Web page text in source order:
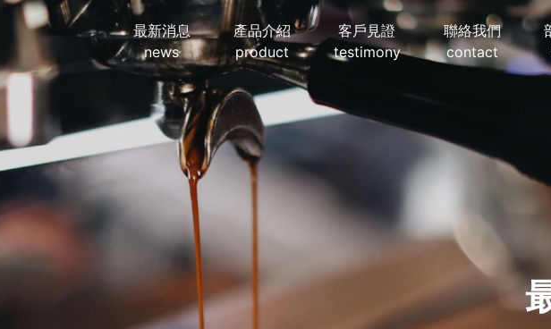
最新消息
news
產品介紹
product
客戶見證
testimony
聯絡我們
contact